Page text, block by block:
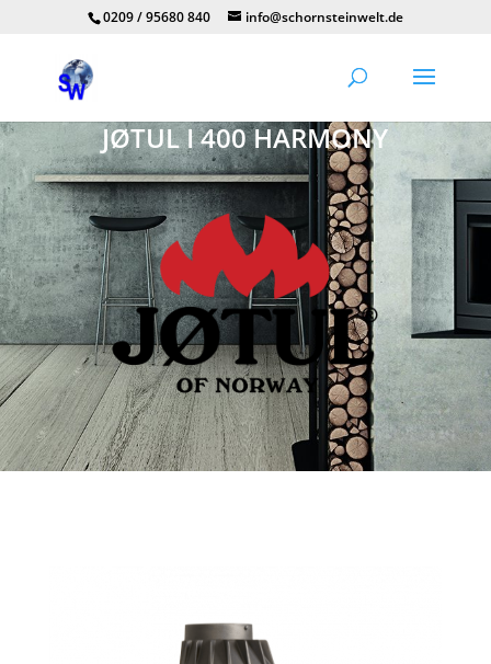
0209 / 95680 840 info@schornsteinwelt.de
JØTUL I 400 HARMONY